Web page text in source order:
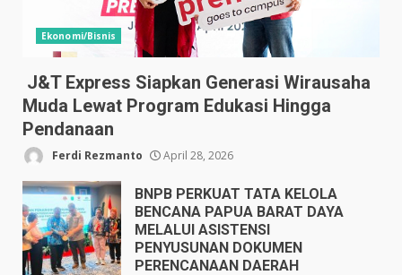
Ekonomi/Bisnis
J&T Express Siapkan Generasi Wirausaha
Muda Lewat Program Edukasi Hingga
Pendanaan
Ferdi Rezmanto April 28, 2026
BNPB PERKUAT TATA KELOLA
BENCANA PAPUA BARAT DAYA
MELALUI ASISTENSI
PENYUSUNAN DOKUMEN
PERENCANAAN DAERAH